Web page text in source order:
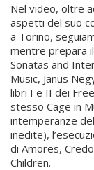
Nel video, oltre
aspetti del suo
a Torino,
mentre prepara
Sonatas and
Music, Janus
libri I e II dei
stesso Cage in
intemperanze
inedite),
di Amores,
Children.